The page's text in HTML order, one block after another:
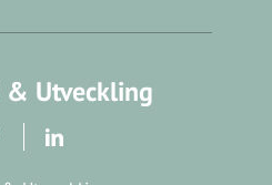
Utveckling